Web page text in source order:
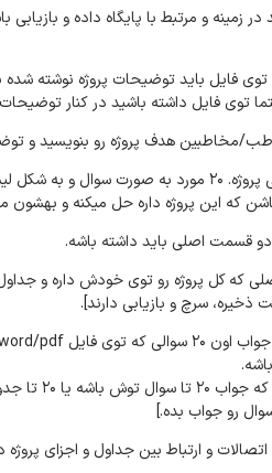
در زمینه و مرتبط با پایگاه داده و
توی فایل داشته باشید در کنار توضیحات
مخاطبین هدف پروژه رو بنویسید و
که این پروژه داره حل میکنه و بهشون
که کل پروژه رو توی خودش داره و
ذخیره، سرچ و بازیابی دارند].
مثلا: یه
و ارتباط بین جداول و اجزای